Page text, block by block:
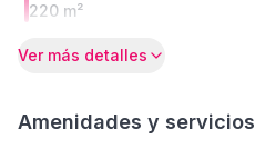
220 m²
Ver más detalles
Amenidades y servicios